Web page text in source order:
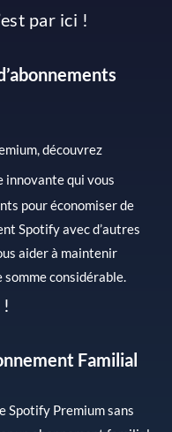
par ici !
découvrez
innovante qui vous
pour économiser de
Spotify avec d’autres
aider à maintenir
somme considérable.
Familial
Spotify Premium sans